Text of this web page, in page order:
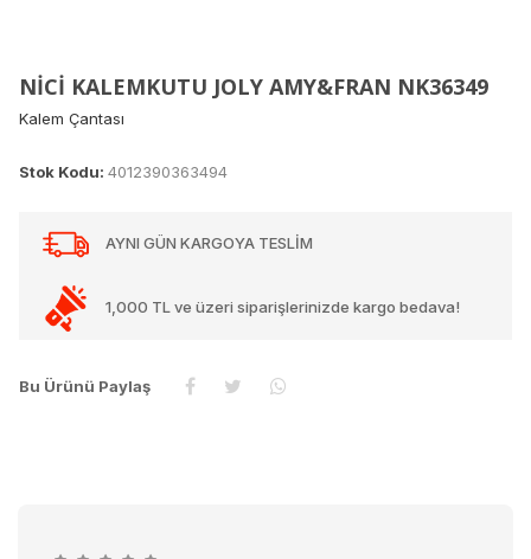
NİCİ KALEMKUTU JOLY AMY&FRAN NK36349
Kalem Çantası
Stok Kodu: 4012390363494
AYNI GÜN KARGOYA TESLİM
1,000 TL ve üzeri siparişlerinizde kargo bedava!
Bu Ürünü Paylaş